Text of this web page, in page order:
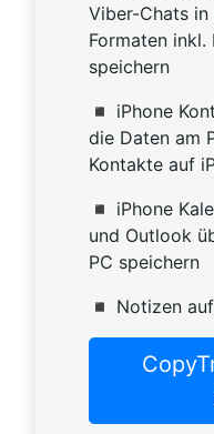
Viber-Chats in
Formaten inkl.
speichern
◾ iPhone
die Daten am
Kontakte auf
◾ iPhone
und Outlook
PC speichern
◾ Notizen